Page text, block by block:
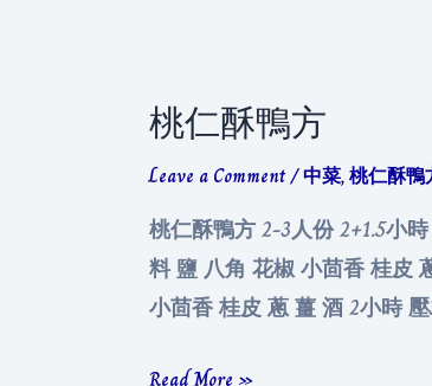
桃仁酥鴨方
Leave a Comment/中菜,桃仁酥鴨
桃仁酥鴨方 2-3人份 2+1.5小
料 鹽 八角 花椒 小茴香 桂皮
小茴香 桂皮 蔥 薑 酒 2小時
桃
Read More »